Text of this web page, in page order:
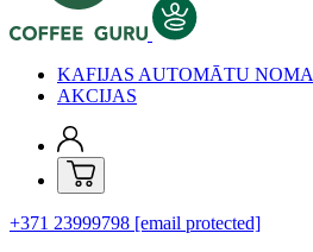
KAFIJAS AUTOMĀTU NOMA
AKCIJAS
+371 23999798 [email protected]